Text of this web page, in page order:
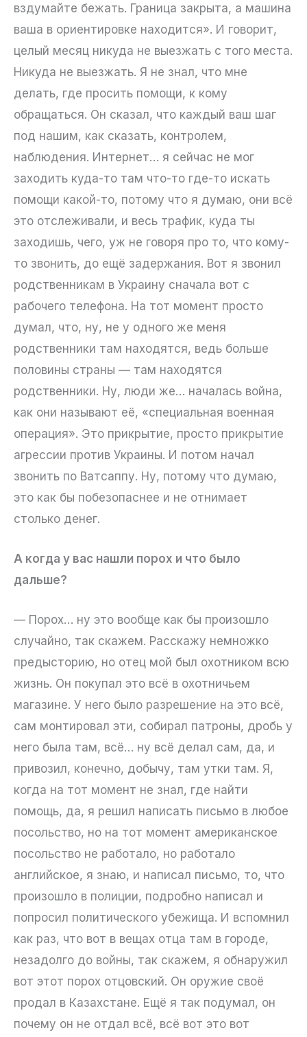
вздумайте бежать. Граница закрыта, а машина
ваша в ориентировке находится». И говорит,
целый месяц никуда не выезжать с того места.
Никуда не выезжать. Я не знал, что мне
делать, где просить помощи, к кому
обращаться. Он сказал, что каждый ваш шаг
под нашим, как сказать, контролем,
наблюдения. Интернет… я сейчас не мог
заходить куда-то там что-то где-то искать
помощи какой-то, потому что я думаю, они всё
это отслеживали, и весь трафик, куда ты
заходишь, чего, уж не говоря про то, что кому-
то звонить, до ещё задержания. Вот я звонил
родственникам в Украину сначала вот с
рабочего телефона. На тот момент просто
думал, что, ну, не у одного же меня
родственники там находятся, ведь больше
половины страны — там находятся
родственники. Ну, люди же… началась война,
как они называют её, «специальная военная
операция». Это прикрытие, просто прикрытие
агрессии против Украины. И потом начал
звонить по Ватсаппу. Ну, потому что думаю,
это как бы побезопаснее и не отнимает
столько денег.
А когда у вас нашли порох и что было
дальше?
— Порох… ну это вообще как бы произошло
случайно, так скажем. Расскажу немножко
предысторию, но отец мой был охотником всю
жизнь. Он покупал это всё в охотничьем
магазине. У него было разрешение на это всё,
сам монтировал эти, собирал патроны, дробь у
него была там, всё… ну всё делал сам, да, и
привозил, конечно, добычу, там утки там. Я,
когда на тот момент не знал, где найти
помощь, да, я решил написать письмо в любое
посольство, но на тот момент американское
посольство не работало, но работало
английское, я знаю, и написал письмо, то, что
произошло в полиции, подробно написал и
попросил политического убежища. И вспомнил
как раз, что вот в вещах отца там в городе,
незадолго до войны, так скажем, я обнаружил
вот этот порох отцовский. Он оружие своё
продал в Казахстане. Ещё я так подумал, он
почему он не отдал всё, всё вот это вот